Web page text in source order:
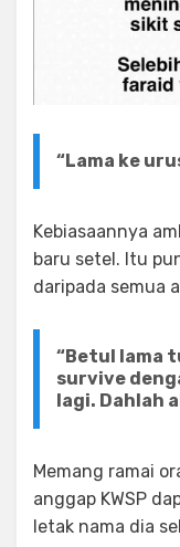
“Lama ke
Kebiasaannya
baru setel. Itu
daripada semua
“Betul lama
survive
lagi. Dahlah
Memang ramai
anggap KWSP
letak nama dia